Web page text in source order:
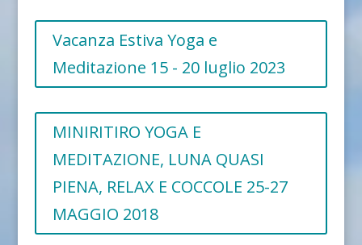
Vacanza Estiva Yoga e
Meditazione 15 - 20 luglio 2023
MINIRITIRO YOGA E
MEDITAZIONE, LUNA QUASI
PIENA, RELAX E COCCOLE 25-27
MAGGIO 2018